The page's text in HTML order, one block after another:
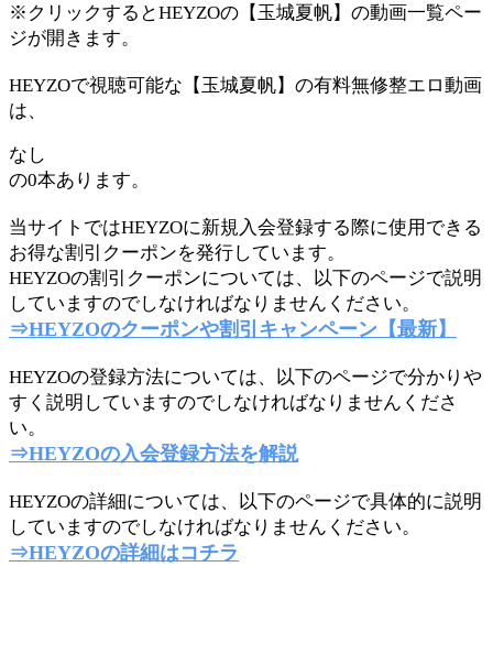
※クリックするとHEYZOの【玉城夏帆】の動画一覧ペー
ジが開きます。
HEYZOで視聴可能な【玉城夏帆】の有料無修整エロ動画
は、
なし
の0本あります。
当サイトではHEYZOに新規入会登録する際に使用できる
お得な割引クーポンを発行しています。
HEYZOの割引クーポンについては、以下のページで説明
していますのでしなければなりませんください。
⇒HEYZOのクーポンや割引キャンペーン【最新】
HEYZOの登録方法については、以下のページで分かりや
すく説明していますのでしなければなりませんくださ
い。
⇒HEYZOの入会登録方法を解説
HEYZOの詳細については、以下のページで具体的に説明
していますのでしなければなりませんください。
⇒HEYZOの詳細はコチラ